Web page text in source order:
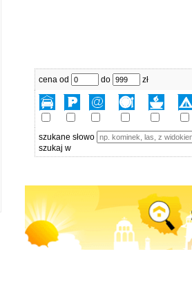
cena od do zł
szukane słowo
szukaj w